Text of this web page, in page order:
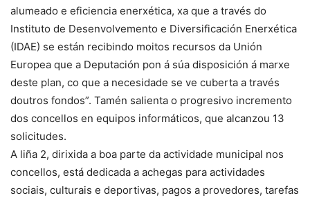
alumeado e eficiencia enerxética, xa que a través do
Instituto de Desenvolvemento e Diversificación Enerxética
(IDAE) se están recibindo moitos recursos da Unión
Europea que a Deputación pon á súa disposición á marxe
deste plan, co que a necesidade se ve cuberta a través
doutros fondos”. Tamén salienta o progresivo incremento
dos concellos en equipos informáticos, que alcanzou 13
solicitudes.
A liña 2, dirixida a boa parte da actividade municipal nos
concellos, está dedicada a achegas para actividades
sociais, culturais e deportivas, pagos a provedores, tarefas